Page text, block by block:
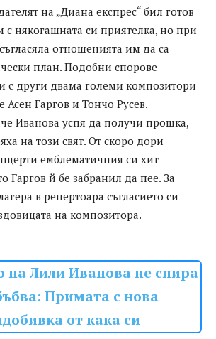
на „Диана експрес“ бил готов
с някогашната си приятелка, но при
отношенията им да са
план. Подобни спорове
с други двама големи композитори
Асен Гаргов и Тончо Русев.
Иванова успя да получи прошка,
на този свят. От скоро дори
емблематичния си хит
Гаргов й бе забранил да пее. За
в репертоара съгласието си
на композитора.
на Лили Иванова не спира
Примата с нова
от кака си